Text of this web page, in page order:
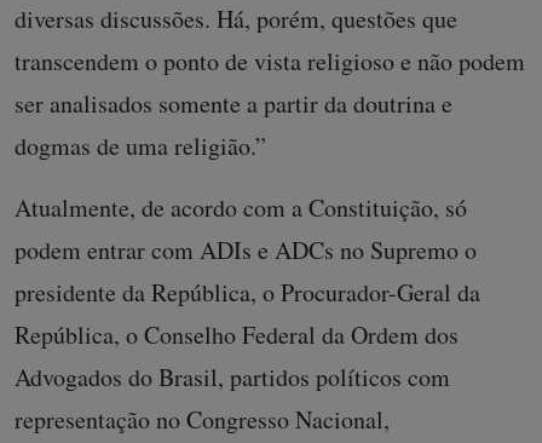
diversas discussões. Há, porém, questões que
transcendem o ponto de vista religioso e não podem
ser analisados somente a partir da doutrina e
dogmas de uma religião.”
Atualmente, de acordo com a Constituição, só
podem entrar com ADIs e ADCs no Supremo o
presidente da República, o Procurador-Geral da
República, o Conselho Federal da Ordem dos
Advogados do Brasil, partidos políticos com
representação no Congresso Nacional,